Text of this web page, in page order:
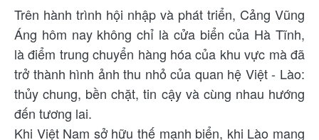
Trên hành trình hội nhập và phát triển, Cảng Vũng
Áng hôm nay không chỉ là cửa biển của Hà Tĩnh,
là điểm trung chuyển hàng hóa của khu vực mà đã
trở thành hình ảnh thu nhỏ của quan hệ Việt - Lào:
thủy chung, bền chặt, tin cậy và cùng nhau hướng
đến tương lai.
Khi Việt Nam sở hữu thế mạnh biển, khi Lào mang